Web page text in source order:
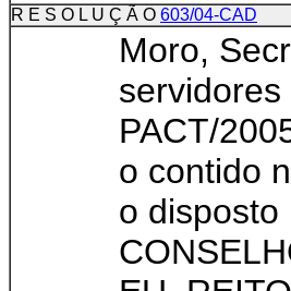
R E S O L U Ç Ã O 603/04-CAD
Moro,
PACT/
o contido
o disposto